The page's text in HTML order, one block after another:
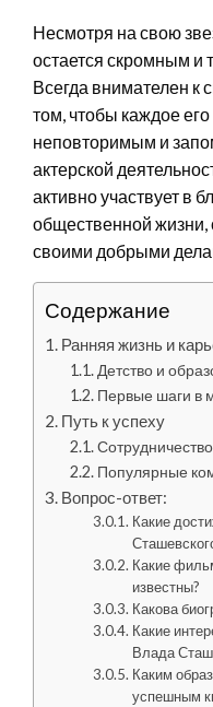
Несмотря на свою
остается скромным и
Всегда внимателен к
том, чтобы каждое
неповторимым и
актерской
активно участвует в
общественной жизни,
своими добрыми
Содержание
Ранняя жизнь и
Детство и
Первые шаги в
Путь к успеху
Популярные
Вопрос-ответ:
Какие
Какие
известны?
Какова
Какие
Влада
Каким
успешным